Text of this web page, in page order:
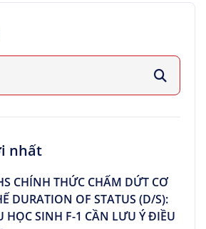
nhất
CHÍNH THỨC CHẤM DỨT CƠ
DURATION OF STATUS (D/S):
HỌC SINH F-1 CẦN LƯU Ý ĐIỀU